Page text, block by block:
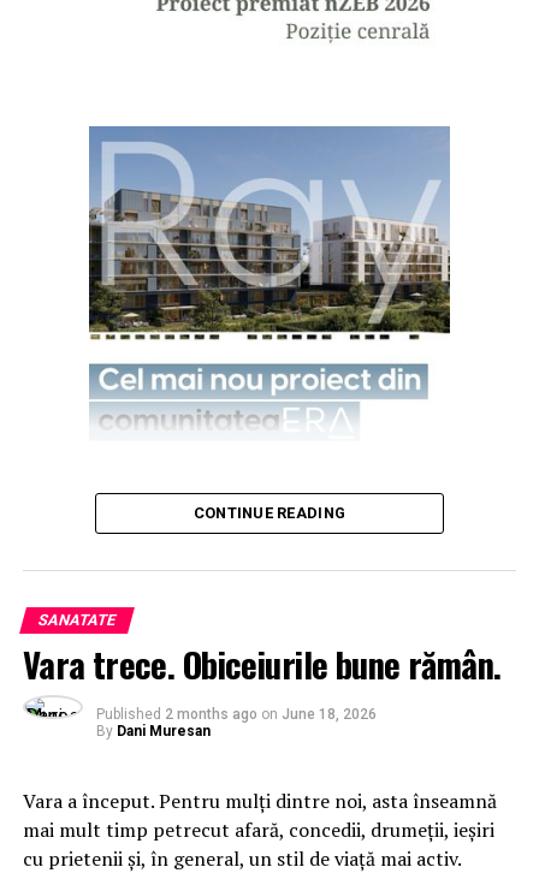
CONTINUE READING
SANATATE
Vara trece. Obiceiurile bune rămân.
Published 2 months ago on June 18, 2026
By Dani Muresan
Vara a început. Pentru mulți dintre noi, asta înseamnă
mai mult timp petrecut afară, concedii, drumeții, ieșiri
cu prietenii și, în general, un stil de viață mai activ.